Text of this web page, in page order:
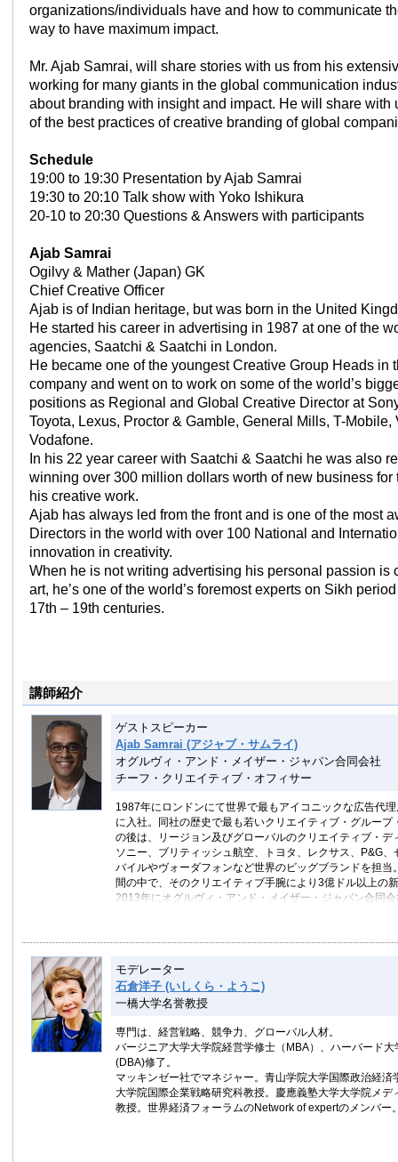
organizations/individuals have and how to communicate
way to have maximum impact.
Mr. Ajab Samrai, will share stories with us from his
working for many giants in the global communication
about branding with insight and impact. He will share with
of the best practices of creative branding of global
Schedule
19:00 to 19:30 Presentation by Ajab Samrai
19:30 to 20:10 Talk show with Yoko Ishikura
20-10 to 20:30 Questions & Answers with participants
Ajab Samrai
Ogilvy & Mather (Japan) GK
Chief Creative Officer
Ajab is of Indian heritage, but was born in the United
He started his career in advertising in 1987 at one of the
agencies, Saatchi & Saatchi in London.
He became one of the youngest Creative Group Heads in
company and went on to work on some of the world’s
positions as Regional and Global Creative Director at
Toyota, Lexus, Proctor & Gamble, General Mills, T-Mobile,
Vodafone.
In his 22 year career with Saatchi & Saatchi he was also
winning over 300 million dollars worth of new business for
his creative work.
Ajab has always led from the front and is one of the most
Directors in the world with over 100 National and
innovation in creativity.
When he is not writing advertising his personal passion is
art, he’s one of the world’s foremost experts on Sikh
17th – 19th centuries.
講師紹介
ゲストスピーカー
Ajab Samrai (アジャブ・サムライ)
オグルヴィ・アンド・メイザー・ジャパン合同会社
チーフ・クリエイティブ・オフィサー
1987年にロンドンにて世界で最もアイコニックな広告代
に入社。同社の歴史で最も若いクリエイティブ・グループ
の後は、リージョン及びグローバルのクリエイティブ・デ
ソニー、ブリティッシュ航空、トヨタ、レクサス、P&G、
バイルやヴォーダフォンなど世界のビッグブランドを担当
間の中で、そのクリエイティブ手腕により3億ドル以上の
2013年にオグルヴィ・アンド・メイザー・ジャパン合同
エイティブ・ディレクターの一人。同氏が発揮したクリエ
趣味はインド絵画の収集。17世紀から19世紀にまたがる
ついては、世界の専門家の一人でもある。
モデレーター
石倉洋子 (いしくら・ようこ)
一橋大学名誉教授
専門は、経営戦略、競争力、グローバル人材。
バージニア大学大学院経営学修士（MBA）、ハーバード大
(DBA)修了。
マッキンゼー社でマネジャー。青山学院大学国際政治経済
大学院国際企業戦略研究科教授。慶應義塾大学大学院メデ
教授。世界経済フォーラムのNetwork of expertのメンバー